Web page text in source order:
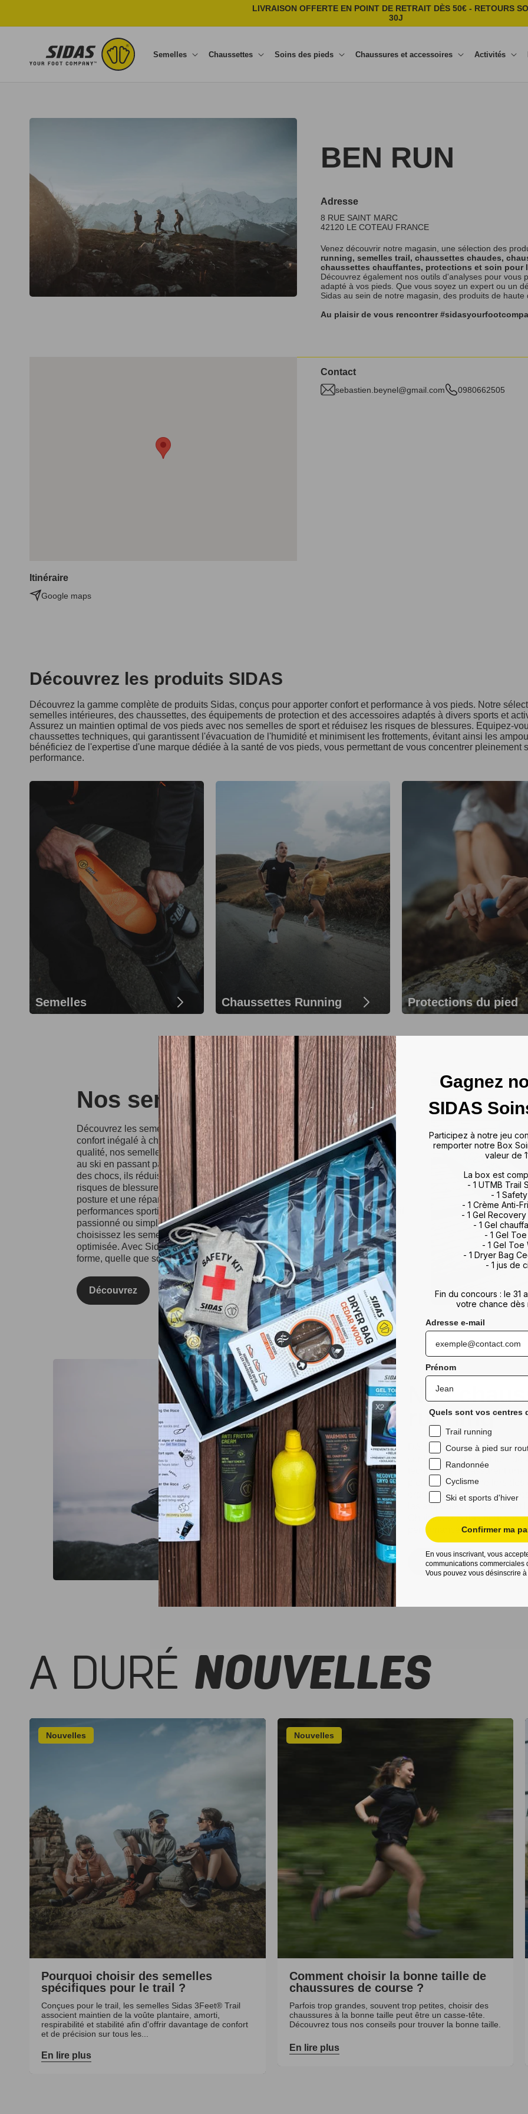
LIVRAISON OFFERTE EN POINT DE RETRAIT DÈS 50€ - RETOURS
30J
Semelles Chaussettes Soins des pieds Chaussures et accessoires Activités
BEN RUN
Adresse
8 RUE SAINT MARC
42120 LE COTEAU FRANCE
Venez découvrir notre magasin, une sélection des
running, semelles trail, chaussettes chaudes,
chaussettes chauffantes, protections et soin pour
Découvrez également nos outils d'analyses pour
adapté à vos pieds. Que vous soyez un expert ou un
Sidas au sein de notre magasin, des produits de
Au plaisir de vous rencontrer
Itinéraire
Google maps
Contact
sebastien.beynel@gmail.com 0980662505
Découvrez les produits SIDAS
Découvrez la gamme complète de produits Sidas, conçus pour apporter confort et performance à vos pieds. Notre
semelles intérieures, des chaussettes, des équipements de protection et des accessoires adaptés à divers sports et
Assurez un maintien optimal de vos pieds avec nos semelles de sport et réduisez les risques de blessures. Equipez-
chaussettes techniques, qui garantissent l'évacuation de l'humidité et minimisent les frottements, évitant ainsi les
bénéficiez de l'expertise d'une marque dédiée à la santé de vos pieds, vous permettant de vous concentrer pleinement
performance.
Semelles Chaussettes Running Protections du pied
Nos semelles Sidas
Découvrez les semelles Sidas, conçues pour offrir un maintien optimal et un
confort inégalé à chaque pas. Fabriquées à partir de matériaux de haute
qualité, nos semelles conviennent à divers sports et activités, allant du tennis
au ski en passant par la course à pied. Grâce à leur technologie d'absorption
des chocs, ils réduisent l'impact sur vos articulations, minimisant ainsi les
risques de blessures. Les semelles Sidas favorisent également une meilleure
posture et une répartition équilibrée du poids, améliorant ainsi vos
performances sportives et votre confort au quotidien. Que vous soyez un sportif
passionné ou simplement à la recherche d'un meilleur maintien du pied,
choisissez les semelles Sidas pour une expérience de marche et de sport
optimisée. Avec Sidas, prenez soin de vos pieds et restez au top de votre
forme, quelle que soit l'activité !
Découvrez
Nos
running
Découvrez les chaussettes
confort exceptionnel lors
techniques, ils assurent
pieds au sec même lors
ergonomique et leurs
les ampoules, ce qui en
Choisissez Sidas pour vos
performances améliorées et
Découvrez
A DURÉ NOUVELLES
Nouvelles
Pourquoi choisir des semelles
spécifiques pour le trail ?
Conçues pour le trail, les semelles Sidas 3Feet® Trail
associent maintien de la voûte plantaire, amorti,
respirabilité et stabilité afin d'offrir davantage de confort
et de précision sur tous les...
En lire plus
Nouvelles
Comment choisir la bonne taille de
chaussures de course ?
Parfois trop grandes, souvent trop petites, choisir des
chaussures à la bonne taille peut être un casse-tête.
Découvrez tous nos conseils pour trouver la bonne taille.
En lire plus
Gagnez
SIDAS
Participez à notre jeu
remporter notre Box
valeur de
La box est
- 1 UTMB Trail
- 1
- 1 Crème Anti-
- 1 Gel
- 1 Gel
- 1 Gel
- 1 Gel Toe
- 1 Dryer Bag
- 1 jus de
Fin du concours : le 31
votre chance dès
Adresse e-mail
Prénom
Quels sont vos centres
Trail running
Course à pied sur
Randonnée
Cyclisme
Ski et sports d'hiver
Confirmer ma
En vous inscrivant, vous
communications commerciales
Vous pouvez vous désinscrire